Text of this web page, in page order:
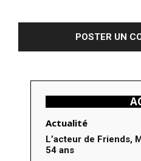
m
Actualité
L’acteur de Friends,
54 ans